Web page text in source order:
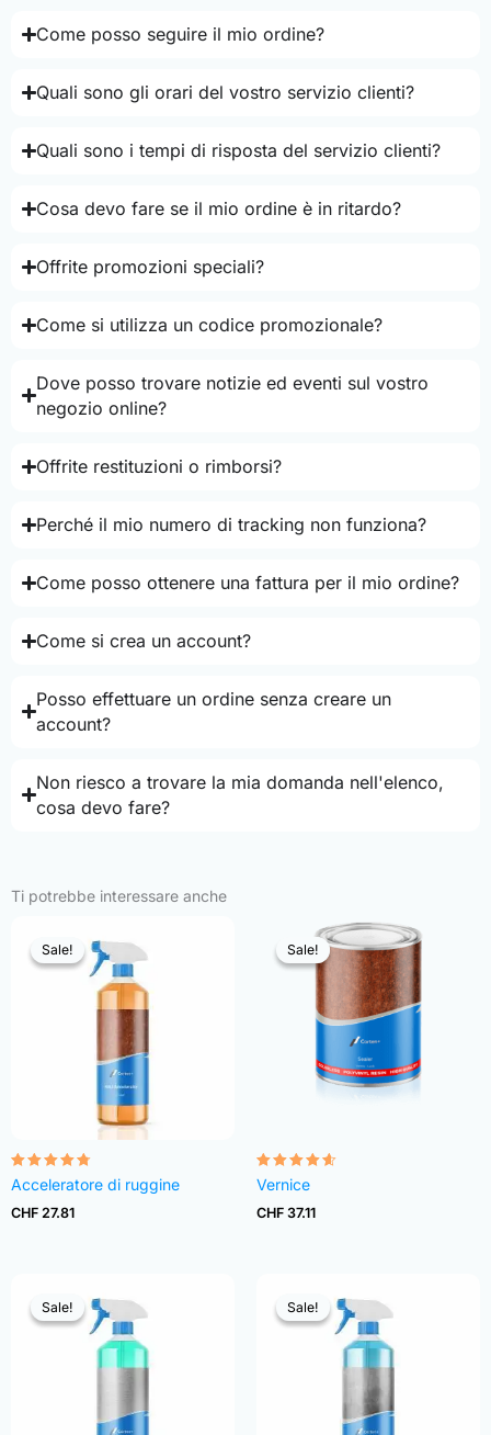
Come posso seguire il mio ordine?
Quali sono gli orari del vostro servizio clienti?
Quali sono i tempi di risposta del servizio clienti?
Cosa devo fare se il mio ordine è in ritardo?
Offrite promozioni speciali?
Come si utilizza un codice promozionale?
Dove posso trovare notizie ed eventi sul vostro
negozio online?
Offrite restituzioni o rimborsi?
Perché il mio numero di tracking non funziona?
Come posso ottenere una fattura per il mio ordine?
Come si crea un account?
Posso effettuare un ordine senza creare un
account?
Non riesco a trovare la mia domanda nell'elenco,
cosa devo fare?
Ti potrebbe interessare anche
Sale!
Sale!
Rated
4.68
out of 5
Acceleratore di ruggine
CHF 27.81
Sale!
Sale!
Rated
4.54
out of 5
Vernice
CHF 37.11
Sale!
Sale! Sale!
Sale!